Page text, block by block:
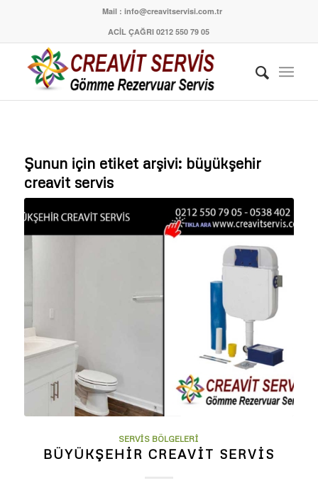
Mail : info@creavitservisi.com.tr
ACİL ÇAĞRI 0212 550 79 05
Şunun için etiket arşivi: büyükşehir
creavit servis
SERVIS BÖLGELERI
BÜYÜKŞEHIR CREAVIT SERVIS